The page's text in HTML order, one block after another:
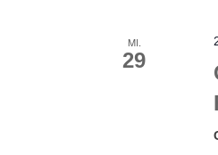
MI.
29